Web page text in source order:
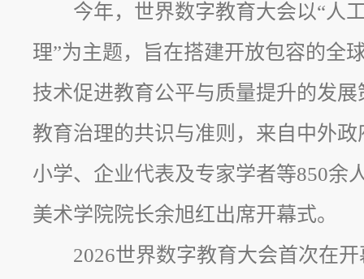
今年，世界数字教育大会以“人
理”为主题，旨在搭建开放包容的全
技术促进教育公平与质量提升的发
教育治理的共识与准则，来自中外
小学、企业代表及专家学者等850余
美术学院院长余旭红出席开幕式。
2026世界数字教育大会首次在